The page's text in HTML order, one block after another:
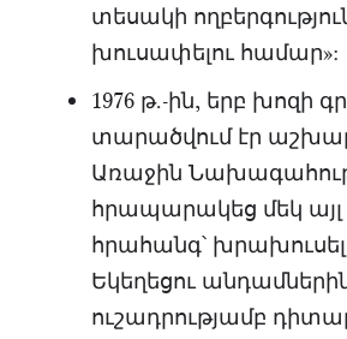
տեսակի
խուսափելու համար»:
1976 թ.-ին, երբ խոզի
տարածվում էր
Առաջին
հրապարակեց մեկ այլ
հրահանգ՝
Եկեղեցու
ուշադրությամբ